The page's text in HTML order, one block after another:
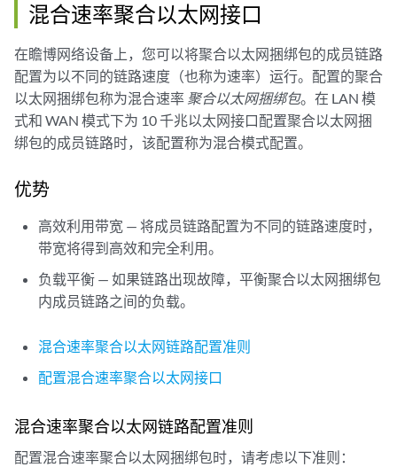
混合速率聚合以太网接口
在瞻博网络设备上，您可以将聚合以太网捆绑包的成员链路
配置为以不同的链路速度（也称为速率）运行。配置的聚合
以太网捆绑包称为混合速率 聚合以太网捆绑包。在 LAN 模
式和 WAN 模式下为 10 千兆以太网接口配置聚合以太网捆
绑包的成员链路时，该配置称为混合模式配置。
优势
高效利用带宽 — 将成员链路配置为不同的链路速度时，
带宽将得到高效和完全利用。
负载平衡 — 如果链路出现故障，平衡聚合以太网捆绑包
内成员链路之间的负载。
混合速率聚合以太网链路配置准则
配置混合速率聚合以太网接口
混合速率聚合以太网链路配置准则
配置混合速率聚合以太网捆绑包时，请考虑以下准则：